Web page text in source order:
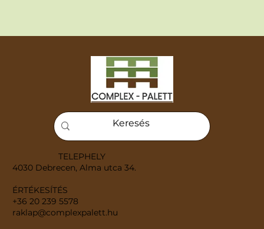
TELEPHELY
4030 Debrecen, Alma utca 34.
ÉRTÉKESÍTÉS
+36 20 239 5578
raklap@complexpalett.hu